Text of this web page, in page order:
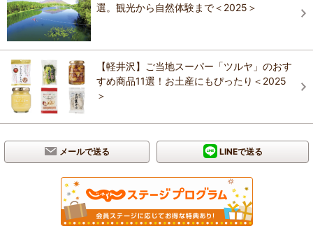
選。観光から自然体験まで＜2025＞
【軽井沢】ご当地スーパー「ツルヤ」のおす
すめ商品11選！お土産にもぴったり＜2025
＞
メールで送る LINEで送る